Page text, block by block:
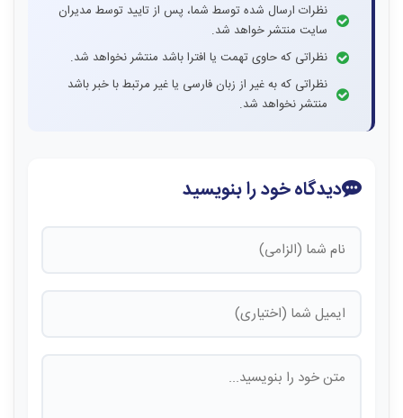
نظرات ارسال شده توسط شما، پس از تایید توسط مدیران
سایت منتشر خواهد شد.
نظراتی که حاوی تهمت یا افترا باشد منتشر نخواهد شد.
نظراتی که به غیر از زبان فارسی یا غیر مرتبط با خبر باشد
منتشر نخواهد شد.
دیدگاه خود را بنویسید